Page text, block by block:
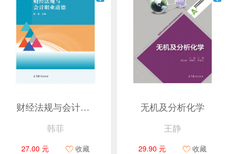
财经法规与会计职业道德
韩菲
27.00 元 收藏
无机及分析化学
王静
29.90 元 收藏